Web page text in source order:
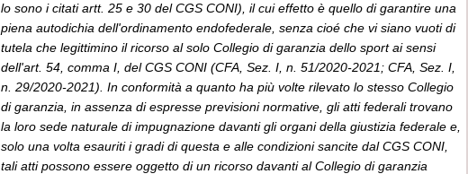
lo sono i citati artt. 25 e 30 del CGS CONI), il cui effetto è quello di garantire una
piena autodichia dell'ordinamento endofederale, senza cioé che vi siano vuoti di
tutela che legittimino il ricorso al solo Collegio di garanzia dello sport ai sensi
dell'art. 54, comma I, del CGS CONI (CFA, Sez. I, n. 51/2020-2021; CFA, Sez. I,
n. 29/2020-2021). In conformità a quanto ha più volte rilevato lo stesso Collegio
di garanzia, in assenza di espresse previsioni normative, gli atti federali trovano
la loro sede naturale di impugnazione davanti gli organi della giustizia federale e,
solo una volta esauriti i gradi di questa e alle condizioni sancite dal CGS CONI,
tali atti possono essere oggetto di un ricorso davanti al Collegio di garanzia